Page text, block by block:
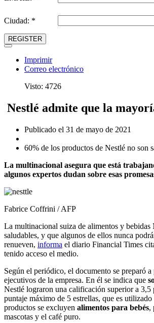
Ciudad: *
REGISTER
Imprimir
Correo electrónico
Visto: 4726
Nestlé admite que la
Publicado el 31 de mayo de 2021
60% de los productos de Nestlé no son
La multinacional asegura que está
algunos expertos dudan sobre esas
Fabrice Coffrini / AFP
La multinacional suiza de alimentos y
saludables, y que algunos de ellos nunca
renueven, informa el diario Financial Times
tenido acceso el medio.
Según el periódico, el documento se preparó
ejecutivos de la empresa. En él se indica que
Nestlé lograron una calificación superior a
puntaje máximo de 5 estrellas, que es
productos se excluyen alimentos para bebés,
mascotas y el café puro.